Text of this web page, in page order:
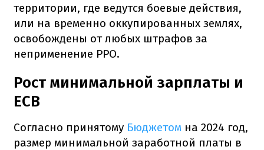
территории, где ведутся боевые действия,
или на временно оккупированных землях,
освобождены от любых штрафов за
неприменение РРО.
Рост минимальной зарплаты и
ЕСВ
Согласно принятому Бюджетом на 2024 год,
размер минимальной заработной платы в